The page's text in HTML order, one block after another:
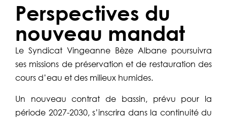
Perspectives du
nouveau mandat
Le Syndicat Vingeanne Bèze Albane poursuivra
ses missions de préservation et de restauration des
cours d’eau et des milieux humides.
Un nouveau contrat de bassin, prévu pour la
période 2027-2030, s’inscrira dans la continuité du